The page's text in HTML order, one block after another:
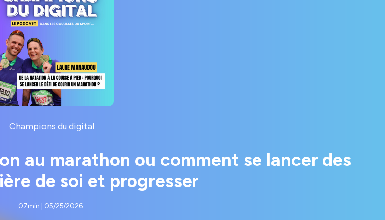
Champions du digital
au marathon ou comment se lancer des
de soi et progresser
07min | 05/25/2026